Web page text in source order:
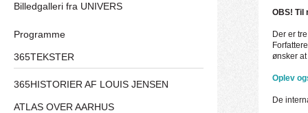
OBS! Til
Der er
ønsker
Oplev
De
Billedgalleri fra UNIVERS
Programme
365TEKSTER
365HISTORIER AF LOUIS JENSEN
ATLAS OVER AARHUS